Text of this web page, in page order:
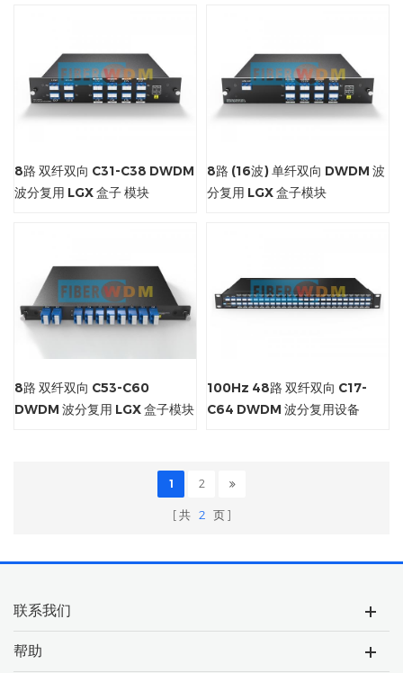
8路 双纤双向 C31-C38 DWDM
波分复用 LGX 盒子 模块
8路 (16波) 单纤双向 DWDM 波
分复用 LGX 盒子模块
8路 双纤双向 C53-C60
DWDM 波分复用 LGX 盒子模块
100Hz 48路 双纤双向 C17-
C64 DWDM 波分复用设备
1 2
共 2 页
联系我们
帮助